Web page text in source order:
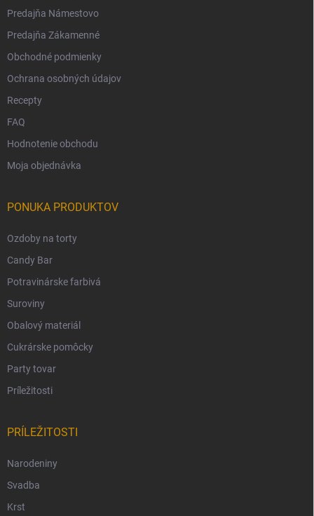
Predajňa Námestovo
Predajňa Zákamenné
Obchodné podmienky
Ochrana osobných údajov
Recepty
FAQ
Hodnotenie obchodu
Moja objednávka
PONUKA PRODUKTOV
Ozdoby na torty
Candy Bar
Potravinárske farbivá
Suroviny
Obalový materiál
Cukrárske pomôcky
Party tovar
Príležitosti
PRÍLEŽITOSTI
Narodeniny
Svadba
Krst